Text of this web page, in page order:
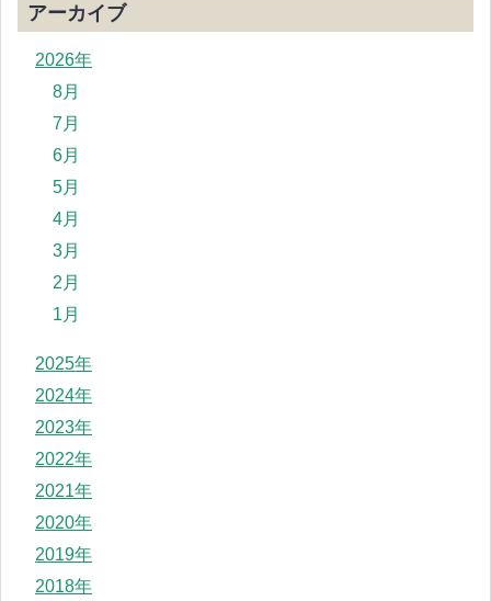
アーカイブ
2026年
8月
7月
6月
5月
4月
3月
2月
1月
2025年
2024年
2023年
2022年
2021年
2020年
2019年
2018年